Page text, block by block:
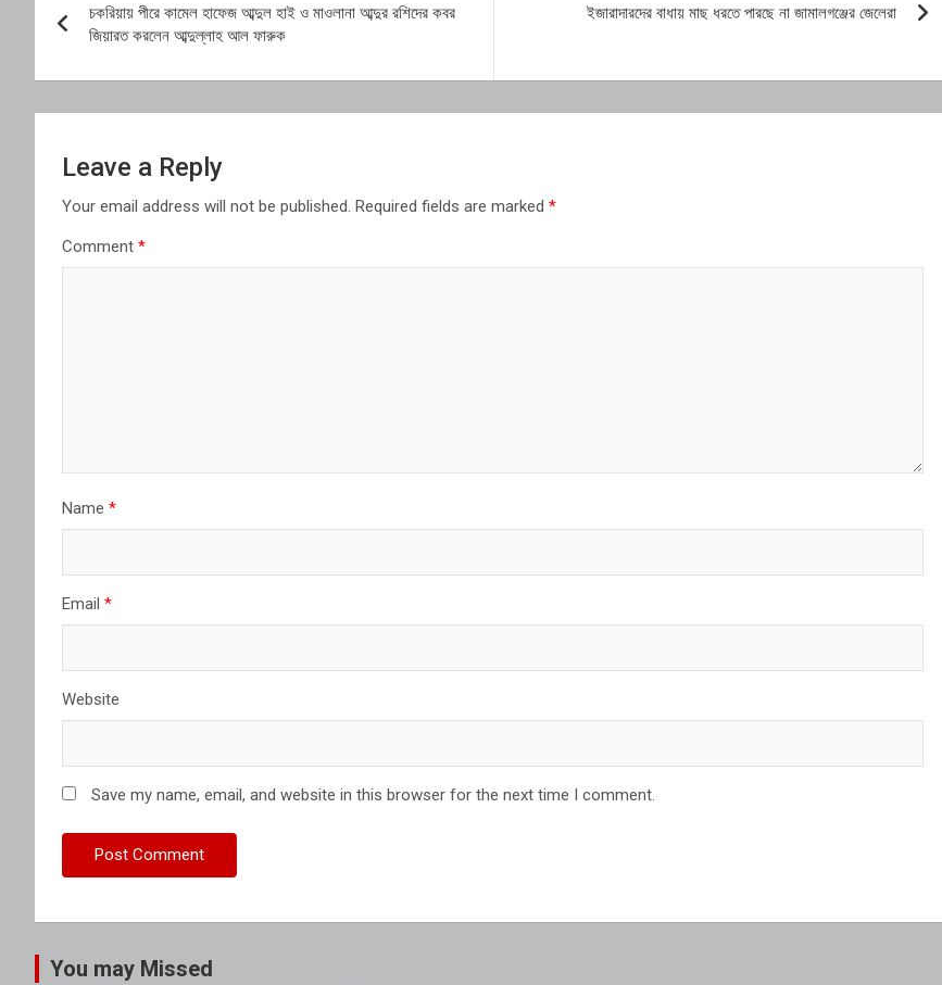
navigation
চকরিয়ায় পীরে কামেল হাফেজ আব্দুল হাই ও মাওলানা আব্দুর রশিদের কবর
জিয়ারত করলেন আব্দুল্লাহ আল ফারুক
ইজারাদারদের বাধায় মাছ ধরতে পারছে না জামালগঞ্জের জেলেরা
Leave a Reply
Your email address will not be published. Required fields are marked *
Comment *
Name *
Email *
Website
Save my name, email, and website in this browser for the next time I comment.
You may Missed